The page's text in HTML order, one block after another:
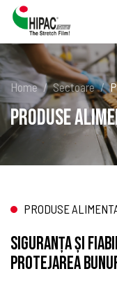
Home Sectoare
Produse
PRODUSE
Siguranța și
protejarea